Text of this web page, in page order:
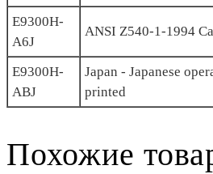
E9300H-
A6J
ANSI Z540-1-1994
E9300H-
ABJ
Japan - Japanese
printed
Похожие